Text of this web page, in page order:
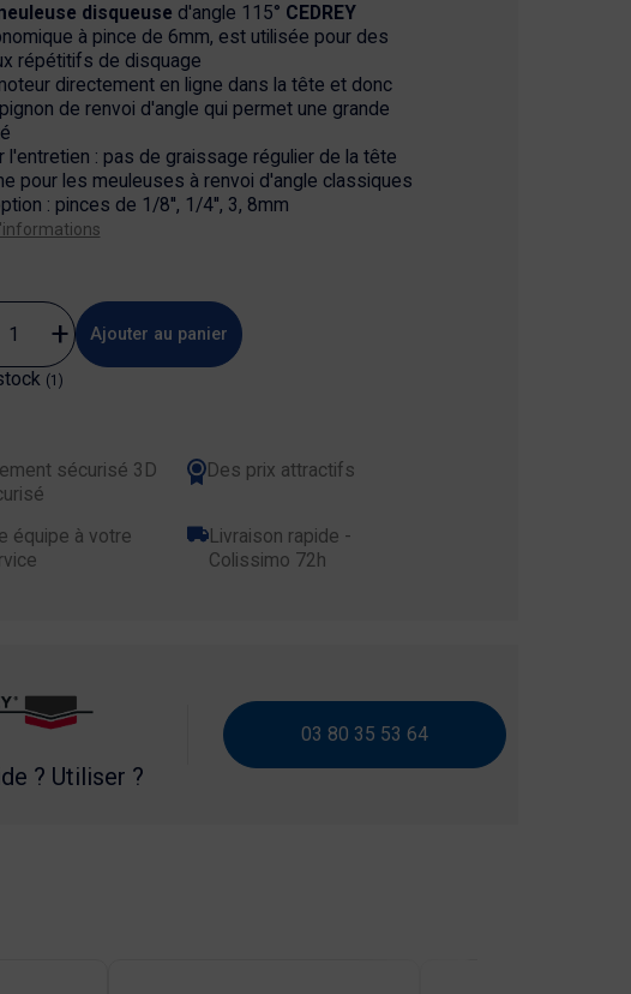
disqueuse d'angle 115° CEDREY
à pince de 6mm, est utilisée pour des
répétitifs de disquage
directement en ligne dans la tête et donc
de renvoi d'angle qui permet une grande
l'entretien : pas de graissage régulier de la tête
pour les meuleuses à renvoi d'angle classiques
: pinces de 1/8'', 1/4'', 3, 8mm
Ajouter au panier
(1)
sécurisé 3D
Des prix attractifs
équipe à votre
Livraison rapide -
Colissimo 72h
? Utiliser ?
03 80 35 53 64